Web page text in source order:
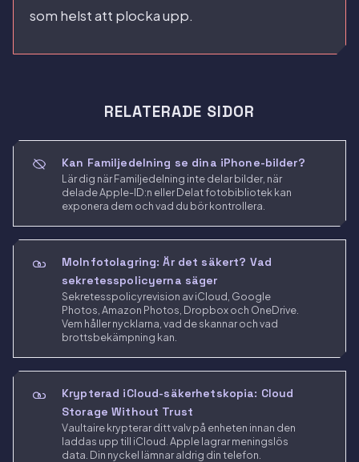
som helst att plocka upp.
RELATERADE SIDOR
Kan Familjedelning se dina iPhone-bilder?
Lär dig när Familjedelning inte delar bilder, när
delade Apple-ID:n eller Delat fotobibliotek kan
exponera dem och vad du bör kontrollera.
Molnfotolagring: Är det säkert? Vad
sekretesspolicyerna säger
Sekretesspolicyrevision av iCloud, Google
Photos, Amazon Photos, Dropbox och OneDrive.
Vem håller nycklarna, vad de skannar och vad
brottsbekämpning kan.
Krypterad iCloud-säkerhetskopia: Cloud
Storage Without Trust
Vaultaire krypterar ditt valv på enheten innan den
laddas upp till iCloud. Apple lagrar meningslös
data. Din nyckel lämnar aldrig din telefon.